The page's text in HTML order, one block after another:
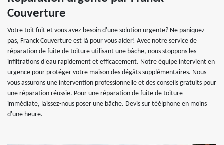
Couverture
Votre toit fuit et vous avez besoin d'une solution urgente? Ne paniquez
pas, Franck Couverture est là pour vous aider! Avec notre service de
réparation de fuite de toiture utilisant une bâche, nous stoppons les
infiltrations d'eau rapidement et efficacement. Notre équipe intervient en
urgence pour protéger votre maison des dégâts supplémentaires. Nous
vous assurons une intervention professionnelle et des conseils gratuits pour
une réparation réussie. Pour une réparation de fuite de toiture
immédiate, laissez-nous poser une bâche. Devis sur téélphone en moins
d'une heure.